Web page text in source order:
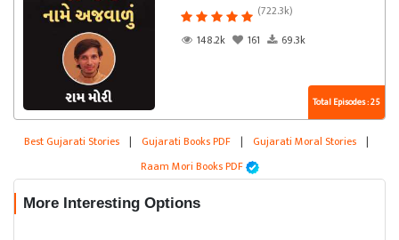
(722.3k)
148.2k
161 69.3k
Total Episodes : 25
Best Gujarati Stories | Gujarati Books PDF | Gujarati Moral Stories |
Raam Mori Books PDF
More Interesting Options